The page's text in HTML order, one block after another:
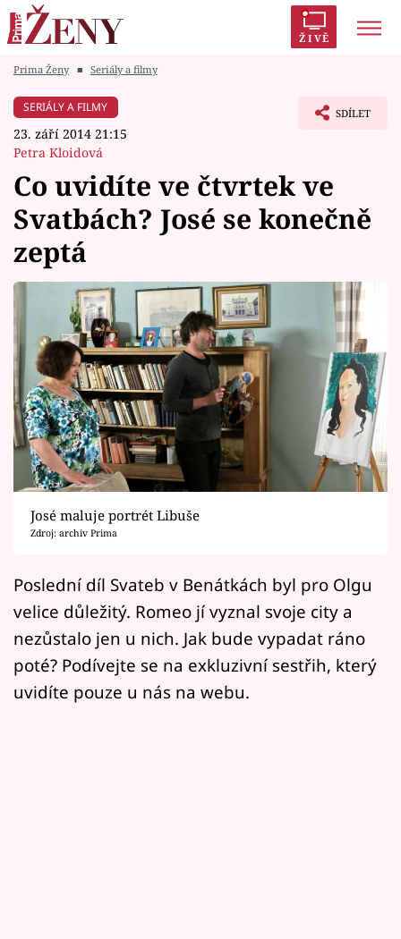
ŽIVĚ
Módní alarm
Témata
Celebrity
Vztahy
Seriály
Horoskopy
Sledujte prima+
Filmový festival Karlovy Vary
Pořady
Mámy sobě
Přihlášení
Sledujte nás
Prima Ženy ■ Seriály a filmy
SERIÁLY A FILMY
23. září 2014 21:15
Petra Kloidová
SDÍLET
Co uvidíte ve čtvrtek ve
Svatbách? José se konečně
zeptá
José maluje portrét Libuše
Zdroj: archiv Prima
Poslední díl Svateb v Benátkách byl pro Olgu
velice důležitý. Romeo jí vyznal svoje city a
nezůstalo jen u nich. Jak bude vypadat ráno
poté? Podívejte se na exkluzivní sestřih, který
uvidíte pouze u nás na webu.